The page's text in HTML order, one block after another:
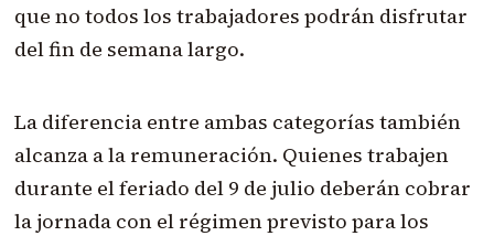
que no todos los trabajadores podrán disfrutar
del fin de semana largo.
La diferencia entre ambas categorías también
alcanza a la remuneración. Quienes trabajen
durante el feriado del 9 de julio deberán cobrar
la jornada con el régimen previsto para los